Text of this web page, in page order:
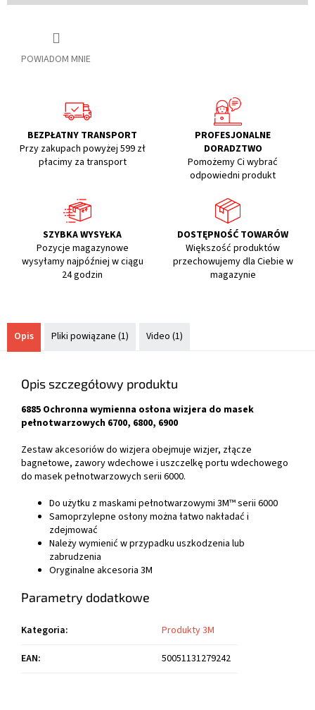
POWIADOM MNIE
BEZPŁATNY TRANSPORT
Przy zakupach powyżej 599 zł
płacimy za transport
PROFESJONALNE
DORADZTWO
Pomożemy Ci wybrać
odpowiedni produkt
SZYBKA WYSYŁKA
Pozycje magazynowe
wysyłamy najpóźniej w ciągu
24 godzin
DOSTĘPNOŚĆ TOWARÓW
Większość produktów
przechowujemy dla Ciebie w
magazynie
Opis Pliki powiązane (1) Video (1)
Opis szczegółowy produktu
6885 Ochronna wymienna osłona wizjera do masek
pełnotwarzowych 6700, 6800, 6900
Zestaw akcesoriów do wizjera obejmuje wizjer, złącze
bagnetowe, zawory wdechowe i uszczelkę portu wdechowego
do masek pełnotwarzowych serii 6000.
Do użytku z maskami pełnotwarzowymi 3M™ serii 6000
Samoprzylepne osłony można łatwo nakładać i
zdejmować
Należy wymienić w przypadku uszkodzenia lub
zabrudzenia
Oryginalne akcesoria 3M
Parametry dodatkowe
Kategoria:
Produkty 3M
EAN: 50051131279242